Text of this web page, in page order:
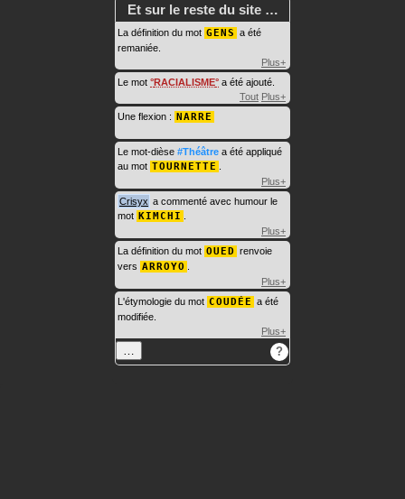
Et sur le reste du site …
La définition du mot GENS a été
remaniée.
Plus+
Le mot RACIALISME a été ajouté.
Tout Plus+
Une flexion : NARRE
Le mot-dièse #Théâtre a été appliqué
au mot TOURNETTE
Plus+
Crisyx a commenté avec humour le
mot KIMCHI
Plus+
La définition du mot OUED renvoie
vers ARROYO
Plus+
L'étymologie du mot COUDÉE a été
modifiée.
Plus+
?